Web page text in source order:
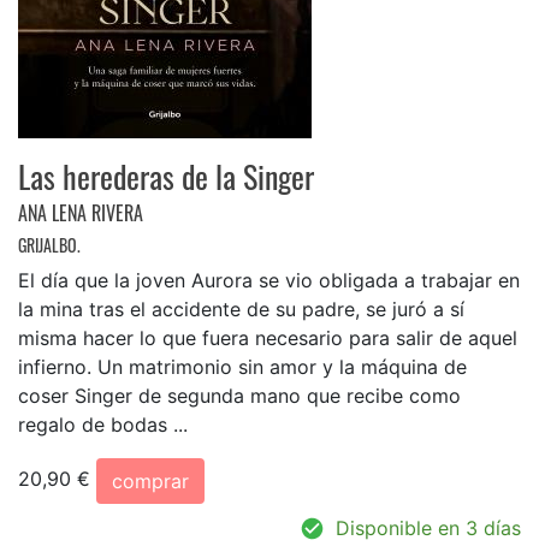
Las herederas de la Singer
ANA LENA RIVERA
GRIJALBO.
El día que la joven Aurora se vio obligada a trabajar en
la mina tras el accidente de su padre, se juró a sí
misma hacer lo que fuera necesario para salir de aquel
infierno. Un matrimonio sin amor y la máquina de
coser Singer de segunda mano que recibe como
regalo de bodas ...
20,90 €
comprar
Disponible en 3 días